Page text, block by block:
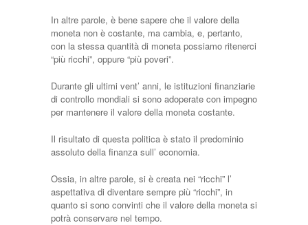
In altre parole, è bene sapere che il valore della
moneta non è costante, ma cambia, e, pertanto,
con la stessa quantità di moneta possiamo ritenerci
“più ricchi”, oppure “più poveri”.
Durante gli ultimi vent’ anni, le istituzioni finanziarie
di controllo mondiali si sono adoperate con impegno
per mantenere il valore della moneta costante.
Il risultato di questa politica è stato il predominio
assoluto della finanza sull’ economia.
Ossia, in altre parole, si è creata nei “ricchi” l’
aspettativa di diventare sempre più “ricchi”, in
quanto si sono convinti che il valore della moneta si
potrà conservare nel tempo.